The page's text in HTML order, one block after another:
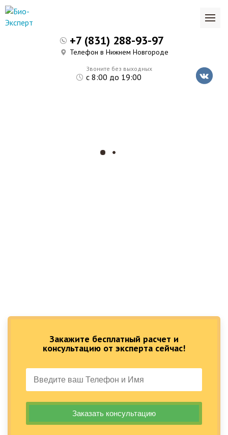
Закажите бесплатный расчет и
консультацию от эксперта сейчас!
Звоните без выходных
с 8:00 до 19:00
+7 (831) 288-93-97
Телефон в Нижнем Новгороде